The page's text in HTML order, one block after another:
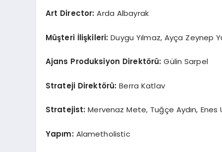
Art Director: Arda Albayrak
Müşteri İlişkileri: Duygu Yılmaz, Ayça Zeynep
Ajans Produksiyon Direktörü: Gülin Sarpel
Strateji Direktörü: Berra Katlav
Stratejist: Mervenaz Mete, Tuğçe Aydın, Enes
Yapım: Alametholistic